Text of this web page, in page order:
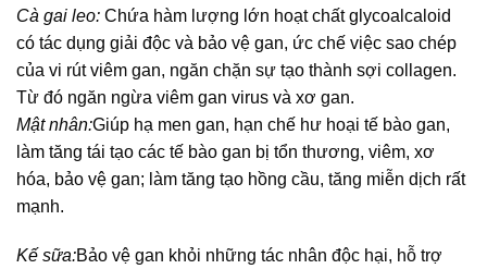
Cà gai leo: Chứa hàm lượng lớn hoạt chất glycoalcaloid
có tác dụng giải độc và bảo vệ gan, ức chế việc sao chép
của vi rút viêm gan, ngăn chặn sự tạo thành sợi collagen.
Từ đó ngăn ngừa viêm gan virus và xơ gan.
Mật nhân:Giúp hạ men gan, hạn chế hư hoại tế bào gan,
làm tăng tái tạo các tế bào gan bị tổn thương, viêm, xơ
hóa, bảo vệ gan; làm tăng tạo hồng cầu, tăng miễn dịch rất
mạnh.
Kế sữa:Bảo vệ gan khỏi những tác nhân độc hại, hỗ trợ